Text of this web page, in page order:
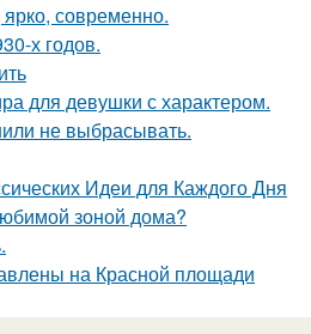
современно.
х годов.
для девушки с характером.
не выбрасывать.
Идеи для Каждого Дня
зоной дома?
на Красной площади